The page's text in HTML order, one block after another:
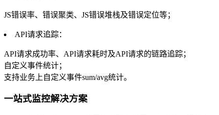
JS错误率、错误聚类、JS错误堆栈及错误定位等；
API请求追踪：
API请求成功率、API请求耗时及API请求的链路追踪；
自定义事件统计；
支持业务上自定义事件sum/avg统计。
一站式监控解决方案